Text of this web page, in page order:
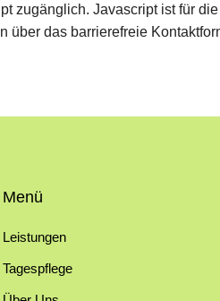
zugänglich. Javascript ist für
das barrierefreie
Menü
Leistungen
Tagespflege